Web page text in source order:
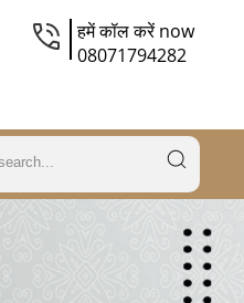
हमें कॉल करें now
08071794282